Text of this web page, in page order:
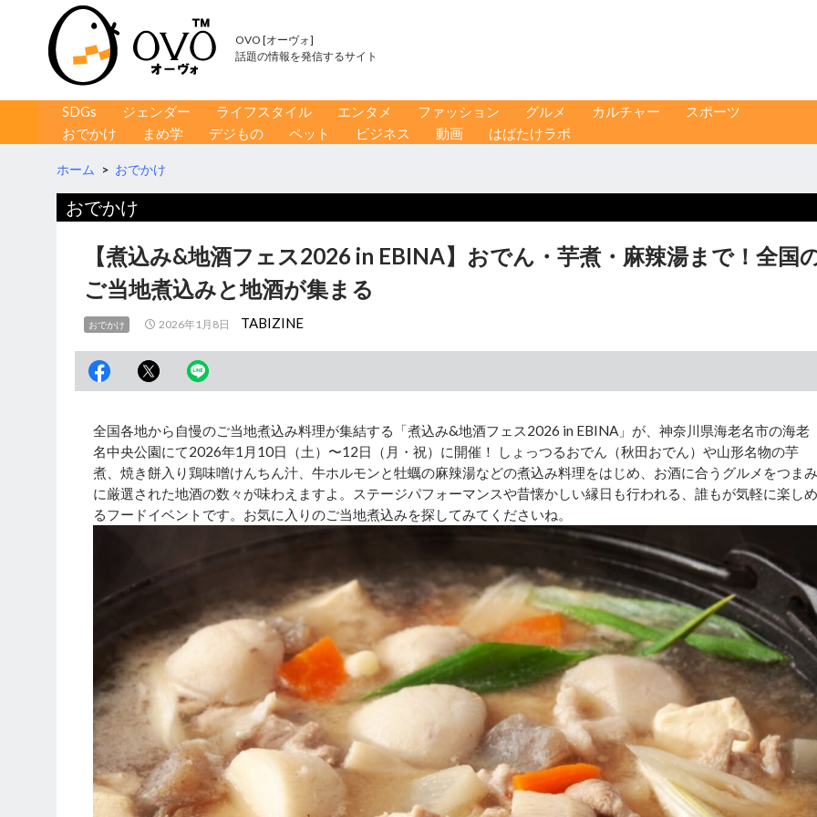
OVO [オーヴォ]
話題の情報を発信するサイト
コンテンツへ移動
SDGs ジェンダー ライフスタイル エンタメ ファッション グルメ カルチャー
スポーツ
おでかけ
まめ学 デジもの ペット ビジネス 動画 はばたけラボ
ホーム > おでかけ
おでかけ
【煮込み&地酒フェス2026 in EBINA】おでん・芋煮・麻辣湯まで！全国
ご当地煮込みと地酒が集まる
おでかけ 2026年1月8日 TABIZINE
全国各地から自慢のご当地煮込み料理が集結する「煮込み&地酒フェス2026 in EBINA」が、神奈川県海老名市の海老
名中央公園にて2026年1月10日（土）〜12日（月・祝）に開催！ しょっつるおでん（秋田おでん）や山形名物の芋
煮、焼き餅入り鶏味噌けんちん汁、牛ホルモンと牡蠣の麻辣湯などの煮込み料理をはじめ、お酒に合うグルメをつまみ
に厳選された地酒の数々が味わえますよ。ステージパフォーマンスや昔懐かしい縁日も行われる、誰もが気軽に楽しめ
るフードイベントです。お気に入りのご当地煮込みを探してみてくださいね。